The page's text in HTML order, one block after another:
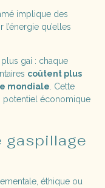
implique des
qu’elles
gai : chaque
coûtent plus
mondiale . Cette
potentiel économique
gaspillage
éthique ou